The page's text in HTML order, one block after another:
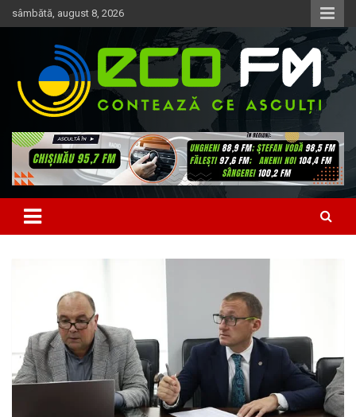
Skip
to
sâmbătă, august 8, 2026
EcoFM